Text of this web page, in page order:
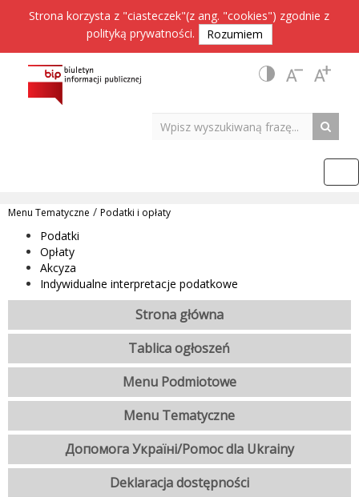
Strona korzysta z "ciasteczek"(z ang. "cookies") zgodnie z
polityką prywatności. Rozumiem
Menu Tematyczne / Podatki i opłaty
Podatki
Opłaty
Akcyza
Indywidualne interpretacje podatkowe
Strona główna
Tablica ogłoszeń
Menu Podmiotowe
Menu Tematyczne
Допомога Україні/Pomoc dla Ukrainy
Deklaracja dostępności